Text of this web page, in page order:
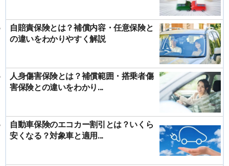
自賠責保険とは？補償内容・任意保険と
の違いをわかりやすく解説
人身傷害保険とは？補償範囲・搭乗者傷
害保険との違いをわかり...
自動車保険のエコカー割引とは？いくら
安くなる？対象車と適用...